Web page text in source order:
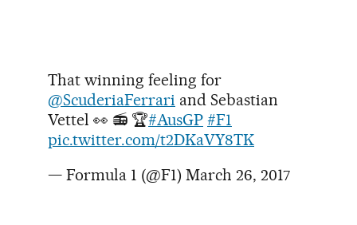
That winning feeling for
@ScuderiaFerrari and Sebastian
Vettel 👀 📻 🏆#AusGP #F1
pic.twitter.com/t2DKaVY8TK
— Formula 1 (@F1) March 26, 2017